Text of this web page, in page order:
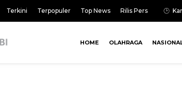
Terkini Terpopuler Top News Rilis Pers
HOME OLAHRAGA